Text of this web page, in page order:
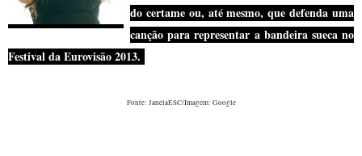
do certame ou, até mesmo, que defenda uma
canção para representar a bandeira sueca no
Festival da Eurovisão 2013.
Fonte: JanelaESC/Imagem: Google